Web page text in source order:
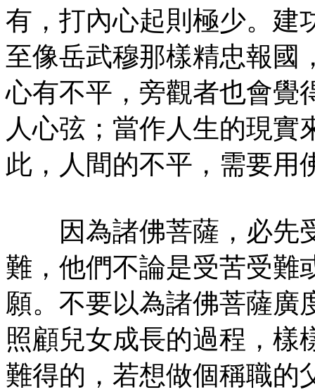
有，打內心起則極少。建
至像岳武穆那樣精忠報國
心有不平，旁觀者也會覺
人心弦；當作人生的現實
此，人間的不平，需要用
因為諸佛菩薩，必先
難，他們不論是受苦受難
願。不要以為諸佛菩薩廣
照顧兒女成長的過程，樣
難得的，若想做個稱職的